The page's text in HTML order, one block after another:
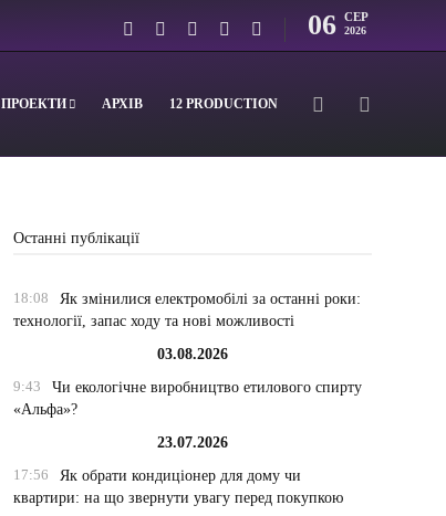
06 СЕР
2026
ПРОЕКТИ АРХІВ 12 PRODUCTION
Останні публікації
18:08
Як змінилися електромобілі за останні роки:
технології, запас ходу та нові можливості
03.08.2026
9:43
Чи екологічне виробництво етилового спирту
«Альфа»?
23.07.2026
17:56
Як обрати кондиціонер для дому чи
квартири: на що звернути увагу перед покупкою